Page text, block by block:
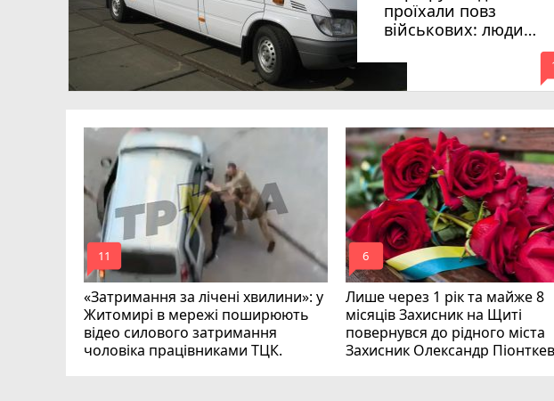
проїхали повз
військових: люди
вимагають покарати
винних
«Затримання за лічені хвилини»: у
Житомирі в мережі поширюють
відео силового затримання
чоловіка працівниками ТЦК.
mode_comment
11
Лише через 1 рік та майже 8
місяців Захисник на Щиті
повернувся до рідного міста
Захисник Олександр
mode_comment
6